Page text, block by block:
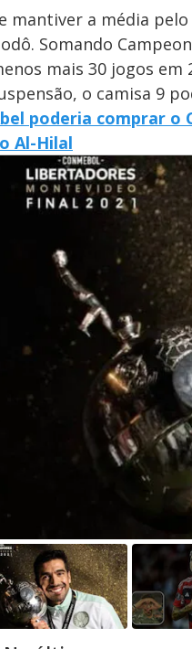
mantiver a média
Somando
mais 30 jogos
o camisa 9
poderia comprar o
Al-Hilal